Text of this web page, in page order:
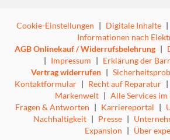
Cookie-Einstellungen | Digitale Inhalte |
Informationen nach
AGB Onlinekauf / Widerrufsbelehrung |
| Impressum | Erklärung der
Vertrag widerrufen |
Kontaktformular | Recht auf Reparatur |
Markenwelt | Alle Services
Fragen & Antworten | Karriereportal |
Nachhaltigkeit | Presse |
Expansion | Über